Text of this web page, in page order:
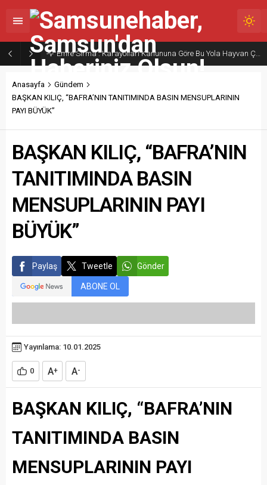
Emre Sırma : Karayolları Kanununa Göre Bu Yola Hayvan Çıkarmak Yasak
Anasayfa
Gündem
BAŞKAN KILIÇ, “BAFRA’NIN TANITIMINDA BASIN MENSUPLARININ
PAYI BÜYÜK”
BAŞKAN KILIÇ, “BAFRA’NIN
TANITIMINDA BASIN
MENSUPLARININ PAYI
BÜYÜK”
Paylaş Tweetle Gönder
ABONE OL
Yayınlama: 10.01.2025
0 A+ A-
BAŞKAN KILIÇ, “BAFRA’NIN
TANITIMINDA BASIN
MENSUPLARININ PAYI